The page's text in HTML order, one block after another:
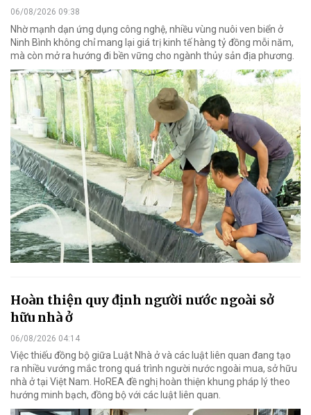
06/08/2026 09:38
Nhờ mạnh dạn ứng dụng công nghệ, nhiều vùng nuôi ven biển ở
Ninh Bình không chỉ mang lại giá trị kinh tế hàng tỷ đồng mỗi năm,
mà còn mở ra hướng đi bền vững cho ngành thủy sản địa phương.
Hoàn thiện quy định người nước ngoài sở
hữu nhà ở
06/08/2026 04:14
Việc thiếu đồng bộ giữa Luật Nhà ở và các luật liên quan đang tạo
ra nhiều vướng mắc trong quá trình người nước ngoài mua, sở hữu
nhà ở tại Việt Nam. HoREA đề nghị hoàn thiện khung pháp lý theo
hướng minh bạch, đồng bộ với các luật liên quan.